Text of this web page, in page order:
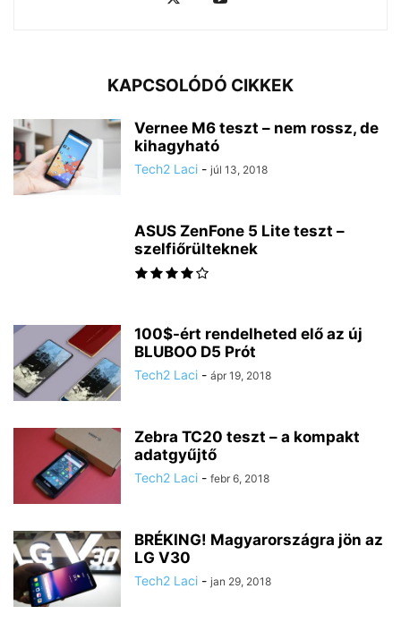
KAPCSOLÓDÓ CIKKEK
Vernee M6 teszt – nem rossz, de
kihagyható
Tech2 Laci - júl 13, 2018
ASUS ZenFone 5 Lite teszt –
szelfiőrülteknek
100$-ért rendelheted elő az új
BLUBOO D5 Prót
Tech2 Laci - ápr 19, 2018
Zebra TC20 teszt – a kompakt
adatgyűjtő
Tech2 Laci - febr 6, 2018
BRÉKING! Magyarországra jön az
LG V30
Tech2 Laci - jan 29, 2018